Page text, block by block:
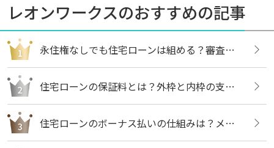
レオンワークスのおすすめの記事
永住権なしでも住宅ローンは組める？審査内容や借りる方法についても解説
住宅ローンの保証料とは？外枠と内枠の支払い方法や違いについても解説
住宅ローンのボーナス払いの仕組みは？メリットや注意点についても解説